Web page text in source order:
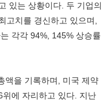
있는 상황이다. 두 기업의
고치를 경신하고 있으며,
각각 94%, 145% 상승률
액을 기록하며, 미국 제약
에 자리하고 있다. 지난